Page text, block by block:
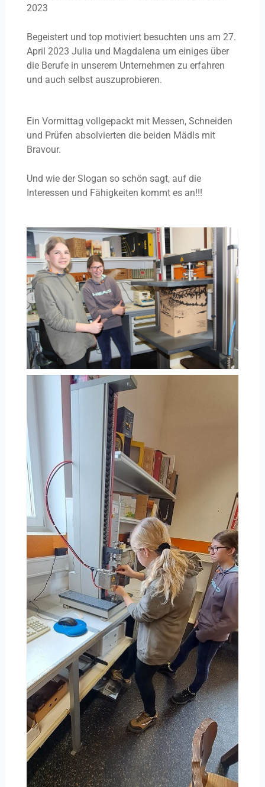
2023
Begeistert und top motiviert besuchten uns am 27.
April 2023 Julia und Magdalena um einiges über
die Berufe in unserem Unternehmen zu erfahren
und auch selbst auszuprobieren.
Ein Vormittag vollgepackt mit Messen, Schneiden
und Prüfen absolvierten die beiden Mädls mit
Bravour.
Und wie der Slogan so schön sagt, auf die
Interessen und Fähigkeiten kommt es an!!!